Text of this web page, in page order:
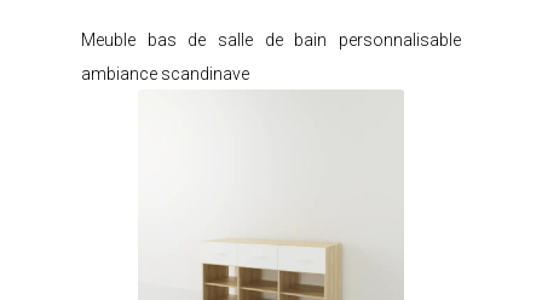
Meuble bas de salle de bain personnalisable
ambiance scandinave